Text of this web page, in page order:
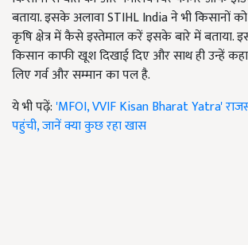
बताया. इसके अलावाSTIHL Indiaने भी किसानों
कृषि क्षेत्र में कैसे इस्तेमाल करें इसके बारे में बताया.
किसान काफी खूश दिखाई दिए और साथ ही उन्हें
लिए गर्व और सम्मान का पल है.
ये भी पढ़ें: 'MFOI, VVIF Kisan Bharat Yatra'
पहुंची, जानें क्या कुछ रहा खास